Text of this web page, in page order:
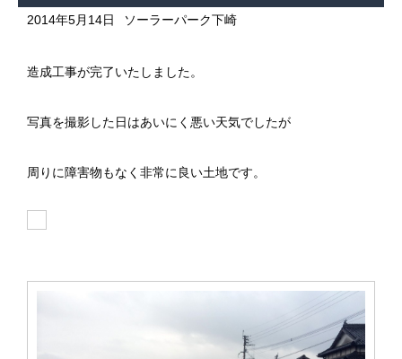
2014年5月14日 ソーラーパーク下崎
造成工事が完了いたしました。
写真を撮影した日はあいにく悪い天気でしたが
周りに障害物もなく非常に良い土地です。